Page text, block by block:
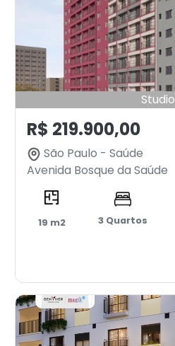
Studio
R$ 219.900,00
São Paulo - Saúde
Avenida Bosque da Saúde
19 m2 3 Quartos